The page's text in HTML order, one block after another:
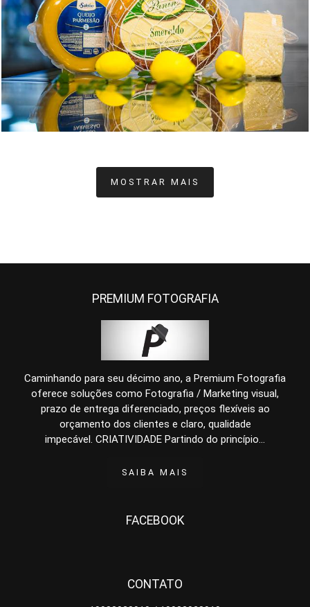
641 0
MOSTRAR MAIS
PREMIUM FOTOGRAFIA
Caminhando para seu décimo ano, a Premium Fotografia
oferece soluções como Fotografia / Marketing visual,
prazo de entrega diferenciado, preços flexíveis ao
orçamento dos clientes e claro, qualidade
impecável. CRIATIVIDADE Partindo do princípio...
SAIBA MAIS
FACEBOOK
CONTATO